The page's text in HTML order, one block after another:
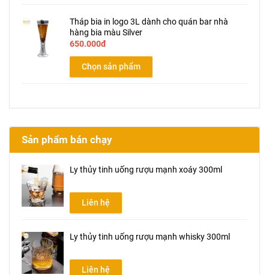
Tháp bia in logo 3L dành cho quán bar nhà
hàng bia màu Silver
650.000đ
Chọn sản phẩm
Sản phẩm bán chạy
Ly thủy tinh uống rượu mạnh xoáy 300ml
Liên hệ
Ly thủy tinh uống rượu mạnh whisky 300ml
Liên hệ